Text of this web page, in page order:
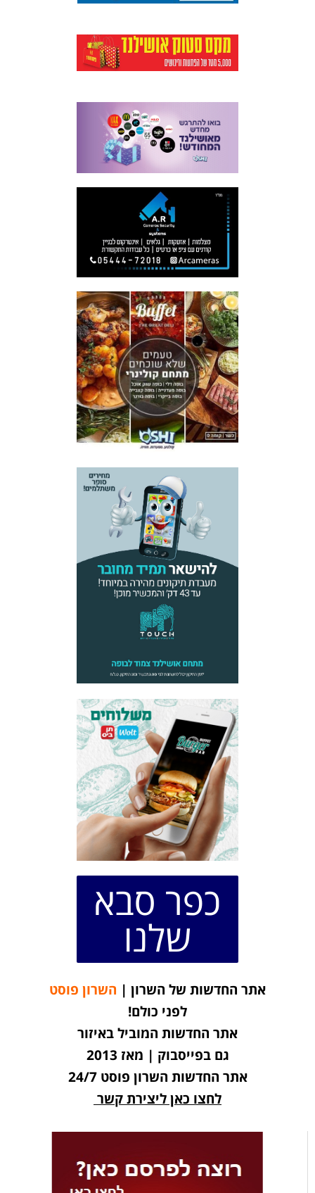
כפר סבא
שלנו
אתר החדשות של השרון | השרון פוסט
לפני כולם!
אתר החדשות המוביל באיזור
גם בפייסבוק | מאז 2013
אתר החדשות השרון פוסט 24/7
לחצו כאן ליצירת קשר